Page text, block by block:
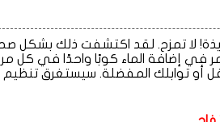
لا تمزح. لقد اكتشفت ذلك بشكل
في إضافة الماء كوبًا واحدًا في كل
أو توابلك المفضلة. سيستغرق